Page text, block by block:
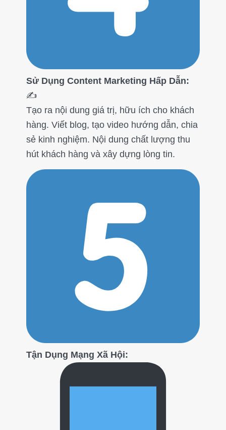
Sử Dụng Content Marketing Hấp Dẫn:
✍️
Tạo ra nội dung giá trị, hữu ích cho khách
hàng. Viết blog, tạo video hướng dẫn, chia
sẻ kinh nghiệm. Nội dung chất lượng thu
hút khách hàng và xây dựng lòng tin.
Tận Dụng Mạng Xã Hội: